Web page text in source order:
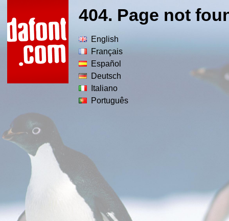
404. Page not
English
Français
Español
Deutsch
Italiano
Português